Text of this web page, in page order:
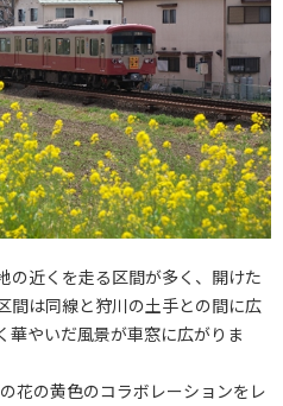
の近くを走る区間が多く、開けた
間は同線と狩川の土手との間に広
華やいだ風景が車窓に広がりま
花の黄色のコラボレーションをレ